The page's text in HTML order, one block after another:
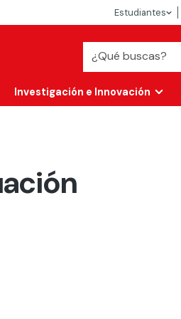
Estudiantes
Investigación e Innovación